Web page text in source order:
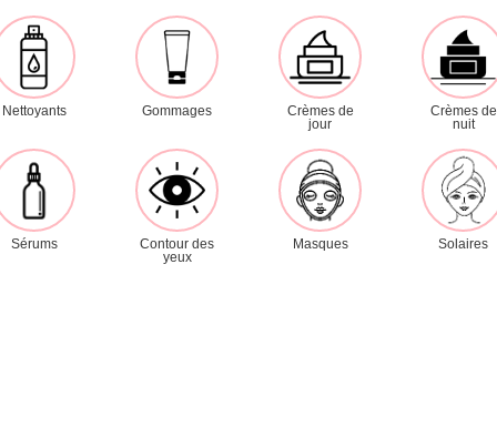
Nettoyants Gommages
Crèmes de
jour
Crèmes de
nuit
Sérums
Contour des
yeux
Masques Solaires
Masques
Crèmes de jour
Crèmes de nuit
Contour des yeux
Soins solaires